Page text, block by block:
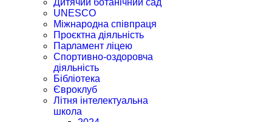
Дитячий ботанічний сад
UNESCO
Міжнародна співпраця
Проєктна діяльність
Парламент ліцею
Спортивно-оздоровча
діяльність
Бібліотека
Євроклуб
Літня інтелектуальна
школа